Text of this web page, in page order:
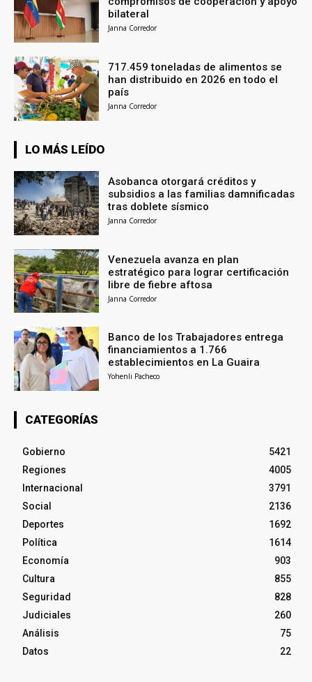
bilateral
Janna Corredor
717.459 toneladas de alimentos se
han distribuido en 2026 en todo el
país
Janna Corredor
LO MÁS LEÍDO
Asobanca otorgará créditos y
subsidios a las familias damnificadas
tras doblete sísmico
Janna Corredor
Venezuela avanza en plan
estratégico para lograr certificación
libre de fiebre aftosa
Janna Corredor
Banco de los Trabajadores entrega
financiamientos a 1.766
establecimientos en La Guaira
Yohenli Pacheco
CATEGORÍAS
Gobierno
5421
Regiones
4005
Internacional
3791
Social
2136
Deportes
1692
Política
1614
Economía
903
Cultura
855
Seguridad
828
Judiciales
260
Análisis
75
Datos
22